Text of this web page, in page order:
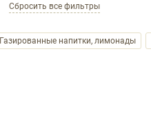
Сбросить все фильтры
Газированные напитки, лимонады